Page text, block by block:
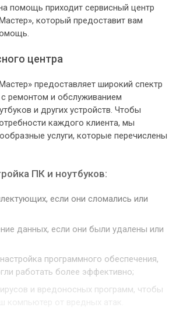
помощь приходит сервисный центр
который предоставит вам
центра
предоставляет широкий спектр
с ремонтом и обслуживанием
и других устройств. Чтобы
каждого клиента, мы
услуги, которые перечислены
ПК и ноутбуков:
если они сломались или
данных, если они были удалены или
программного обеспечения,
работать более эффективно;
и вредоносных программ, чтобы